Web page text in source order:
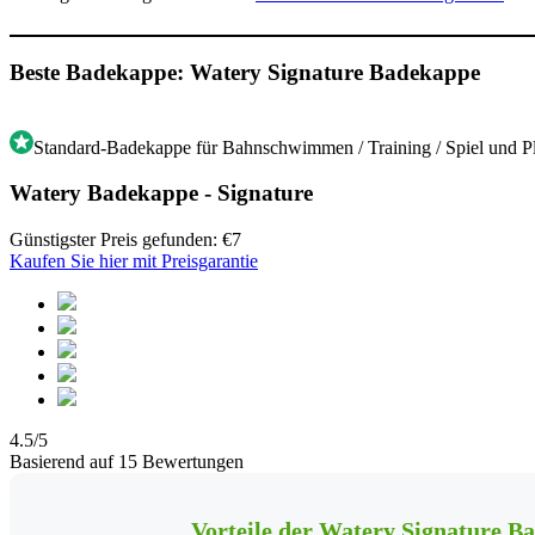
Beste Badekappe: Watery Signature Badekappe
Standard-Badekappe für Bahnschwimmen / Training / Spiel und
Watery Badekappe - Signature
Günstigster Preis gefunden: €7
Kaufen Sie hier mit Preisgarantie
4.5/5
Basierend auf 15 Bewertungen